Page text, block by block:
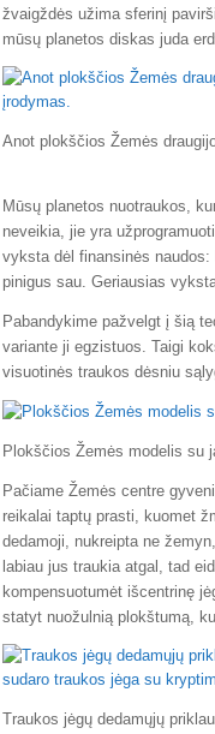
žvaigždės užima sferinį
mūsų planetos diskas juda
Anot plokščios Žemės
Mūsų planetos nuotraukos,
neveikia, jie yra
vyksta dėl finansinės
pinigus sau. Geriausias
Pabandykime pažvelgt į šią
variante ji egzistuos. Taigi
visuotinės traukos dėsniu
Plokščios Žemės modelis su
Pačiame Žemės centre
reikalai taptų prasti, kuomet
dedamoji, nukreipta ne
labiau jus traukia atgal, tad
kompensuotumėt išcentrinę
statyt nuožulnią plokštumą,
Traukos jėgų dedamųjų